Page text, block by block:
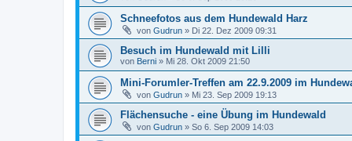
Schneefotos aus dem Hundewald Harz
von Gudrun » Di 22. Dez 2009 09:31
Besuch im Hundewald mit Lilli
von Berni » Mi 28. Okt 2009 21:50
Mini-Forumler-Treffen am 22.9.2009 im
von Gudrun » Mi 23. Sep 2009 19:13
Flächensuche - eine Übung im Hundewald
von Gudrun » So 6. Sep 2009 14:03